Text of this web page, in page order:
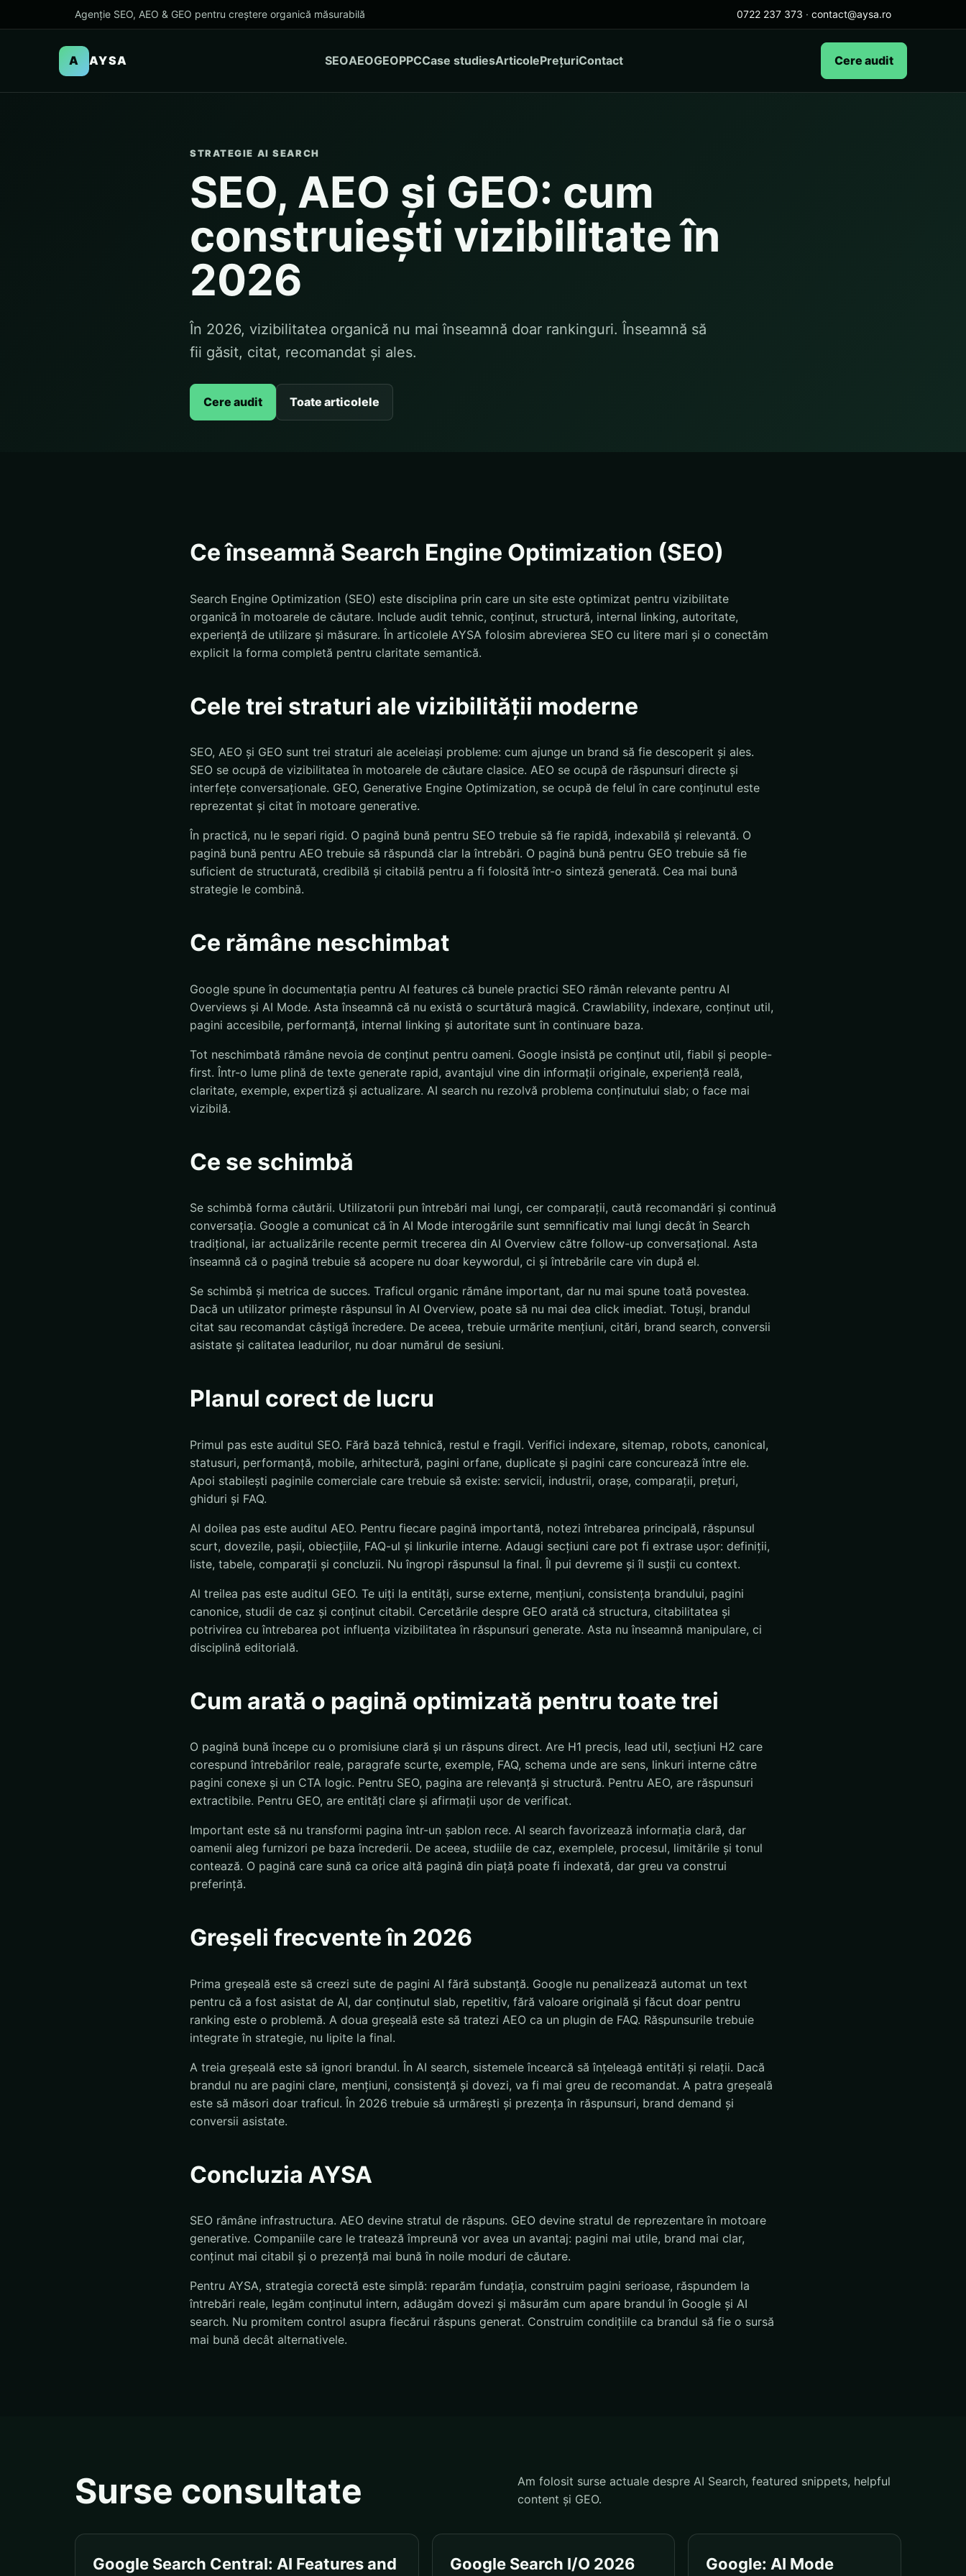
Agenție SEO, AEO & GEO pentru creștere organică măsurabilă 0722 237 373 · contact@aysa.ro
A AYSA SEOAEOGEOPPCCase studiesArticolePrețuriContact Cere audit
STRATEGIE AI SEARCH
SEO, AEO și GEO: cum
construiești vizibilitate în
2026
În 2026, vizibilitatea organică nu mai înseamnă doar rankinguri. Înseamnă să
fii găsit, citat, recomandat și ales.
Cere audit Toate articolele
Ce înseamnă Search Engine Optimization (SEO)
Search Engine Optimization (SEO) este disciplina prin care un site este optimizat pentru vizibilitate
organică în motoarele de căutare. Include audit tehnic, conținut, structură, internal linking, autoritate,
experiență de utilizare și măsurare. În articolele AYSA folosim abrevierea SEO cu litere mari și o conectăm
explicit la forma completă pentru claritate semantică.
Cele trei straturi ale vizibilității moderne
SEO, AEO și GEO sunt trei straturi ale aceleiași probleme: cum ajunge un brand să fie descoperit și ales.
SEO se ocupă de vizibilitatea în motoarele de căutare clasice. AEO se ocupă de răspunsuri directe și
interfețe conversaționale. GEO, Generative Engine Optimization, se ocupă de felul în care conținutul este
reprezentat și citat în motoare generative.
În practică, nu le separi rigid. O pagină bună pentru SEO trebuie să fie rapidă, indexabilă și relevantă. O
pagină bună pentru AEO trebuie să răspundă clar la întrebări. O pagină bună pentru GEO trebuie să fie
suficient de structurată, credibilă și citabilă pentru a fi folosită într-o sinteză generată. Cea mai bună
strategie le combină.
Ce rămâne neschimbat
Google spune în documentația pentru AI features că bunele practici SEO rămân relevante pentru AI
Overviews și AI Mode. Asta înseamnă că nu există o scurtătură magică. Crawlability, indexare, conținut util,
pagini accesibile, performanță, internal linking și autoritate sunt în continuare baza.
Tot neschimbată rămâne nevoia de conținut pentru oameni. Google insistă pe conținut util, fiabil și people-
first. Într-o lume plină de texte generate rapid, avantajul vine din informații originale, experiență reală,
claritate, exemple, expertiză și actualizare. AI search nu rezolvă problema conținutului slab; o face mai
vizibilă.
Ce se schimbă
Se schimbă forma căutării. Utilizatorii pun întrebări mai lungi, cer comparații, caută recomandări și continuă
conversația. Google a comunicat că în AI Mode interogările sunt semnificativ mai lungi decât în Search
tradițional, iar actualizările recente permit trecerea din AI Overview către follow-up conversațional. Asta
înseamnă că o pagină trebuie să acopere nu doar keywordul, ci și întrebările care vin după el.
Se schimbă și metrica de succes. Traficul organic rămâne important, dar nu mai spune toată povestea.
Dacă un utilizator primește răspunsul în AI Overview, poate să nu mai dea click imediat. Totuși, brandul
citat sau recomandat câștigă încredere. De aceea, trebuie urmărite mențiuni, citări, brand search, conversii
asistate și calitatea leadurilor, nu doar numărul de sesiuni.
Planul corect de lucru
Primul pas este auditul SEO. Fără bază tehnică, restul e fragil. Verifici indexare, sitemap, robots, canonical,
statusuri, performanță, mobile, arhitectură, pagini orfane, duplicate și pagini care concurează între ele.
Apoi stabilești paginile comerciale care trebuie să existe: servicii, industrii, orașe, comparații, prețuri,
ghiduri și FAQ.
Al doilea pas este auditul AEO. Pentru fiecare pagină importantă, notezi întrebarea principală, răspunsul
scurt, dovezile, pașii, obiecțiile, FAQ-ul și linkurile interne. Adaugi secțiuni care pot fi extrase ușor: definiții,
liste, tabele, comparații și concluzii. Nu îngropi răspunsul la final. Îl pui devreme și îl susții cu context.
Al treilea pas este auditul GEO. Te uiți la entități, surse externe, mențiuni, consistența brandului, pagini
canonice, studii de caz și conținut citabil. Cercetările despre GEO arată că structura, citabilitatea și
potrivirea cu întrebarea pot influența vizibilitatea în răspunsuri generate. Asta nu înseamnă manipulare, ci
disciplină editorială.
Cum arată o pagină optimizată pentru toate trei
O pagină bună începe cu o promisiune clară și un răspuns direct. Are H1 precis, lead util, secțiuni H2 care
corespund întrebărilor reale, paragrafe scurte, exemple, FAQ, schema unde are sens, linkuri interne către
pagini conexe și un CTA logic. Pentru SEO, pagina are relevanță și structură. Pentru AEO, are răspunsuri
extractibile. Pentru GEO, are entități clare și afirmații ușor de verificat.
Important este să nu transformi pagina într-un șablon rece. AI search favorizează informația clară, dar
oamenii aleg furnizori pe baza încrederii. De aceea, studiile de caz, exemplele, procesul, limitările și tonul
contează. O pagină care sună ca orice altă pagină din piață poate fi indexată, dar greu va construi
preferință.
Greșeli frecvente în 2026
Prima greșeală este să creezi sute de pagini AI fără substanță. Google nu penalizează automat un text
pentru că a fost asistat de AI, dar conținutul slab, repetitiv, fără valoare originală și făcut doar pentru
ranking este o problemă. A doua greșeală este să tratezi AEO ca un plugin de FAQ. Răspunsurile trebuie
integrate în strategie, nu lipite la final.
A treia greșeală este să ignori brandul. În AI search, sistemele încearcă să înțeleagă entități și relații. Dacă
brandul nu are pagini clare, mențiuni, consistență și dovezi, va fi mai greu de recomandat. A patra greșeală
este să măsori doar traficul. În 2026 trebuie să urmărești și prezența în răspunsuri, brand demand și
conversii asistate.
Concluzia AYSA
SEO rămâne infrastructura. AEO devine stratul de răspuns. GEO devine stratul de reprezentare în motoare
generative. Companiile care le tratează împreună vor avea un avantaj: pagini mai utile, brand mai clar,
conținut mai citabil și o prezență mai bună în noile moduri de căutare.
Pentru AYSA, strategia corectă este simplă: reparăm fundația, construim pagini serioase, răspundem la
întrebări reale, legăm conținutul intern, adăugăm dovezi și măsurăm cum apare brandul în Google și AI
search. Nu promitem control asupra fiecărui răspuns generat. Construim condițiile ca brandul să fie o sursă
mai bună decât alternativele.
Surse consultate
Am folosit surse actuale despre AI Search, featured snippets, helpful
content și GEO.
Google Search Central: AI Features and Google Search I/O 2026 Google: AI Mode